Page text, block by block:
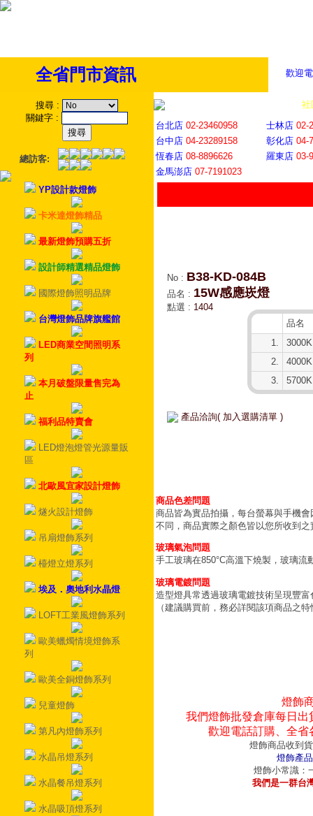
歡迎
全省門市資訊
搜尋 :
關鍵字 :
總訪客:
YP設計款燈飾
卡米達燈飾精品
最新燈飾預購五折
設計師精選精品燈飾
國際燈飾照明品牌
台灣燈飾品牌旗艦館
LED商業空間照明系
列
本月破盤限量售完為
止
福利品特賣會
LED燈泡燈管光源量販
區
北歐風宜家設計燈飾
燧火設計燈飾
吊扇燈飾系列
檯燈立燈系列
埃及．奧地利水晶燈
LOFT工業風燈飾系列
歐美蠟燭情境燈飾系
列
歐美全銅燈飾系列
兒童燈飾
第凡內燈飾系列
水晶吊燈系列
水晶餐吊燈系列
水晶吸頂燈系列
社
台北店 02-23460958 士林店 02-
台中店 04-23289158 彰化店 04-
恆春店 08-8896626 羅東店 03-
金馬澎店 07-7191023
No : B38-KD-084B
品名 : 15W感應崁燈
點選 : 1404
品名
1.
3000K
2.
4000K
3.
5700K
產品洽詢( 加入選購清單 )
商品色差問題
商品皆為實品拍攝，每台螢幕與手機
不同，商品實際之顏色皆以您所收到之
玻璃氣泡問題
手工玻璃在850°C高溫下燒製，玻璃
玻璃電鍍問題
造型燈具常透過玻璃電鍍技術呈現豐
（建議購買前，務必詳閱該項商品之
燈飾
我們燈飾批發倉庫每日
歡迎電話訂購、全
燈飾商品收到
燈飾產
燈飾小常識：
我們是一群台